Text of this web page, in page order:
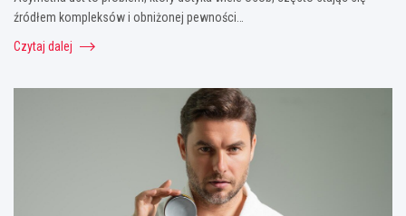
źródłem kompleksów i obniżonej pewności…
Czytaj dalej